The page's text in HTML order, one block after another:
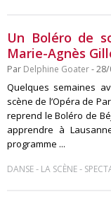
Un Boléro de
Marie-Agnès
Par Delphine Goater-
Quelques semaines
scène de l’Opéra de
reprend le Boléro de
apprendre à
programme ...
DANSE- LA SCÈNE-